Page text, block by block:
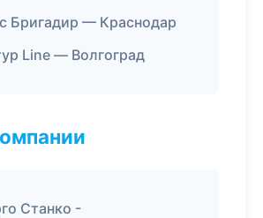
Бригадир — Краснодар
Line — Волгоград
Станко -